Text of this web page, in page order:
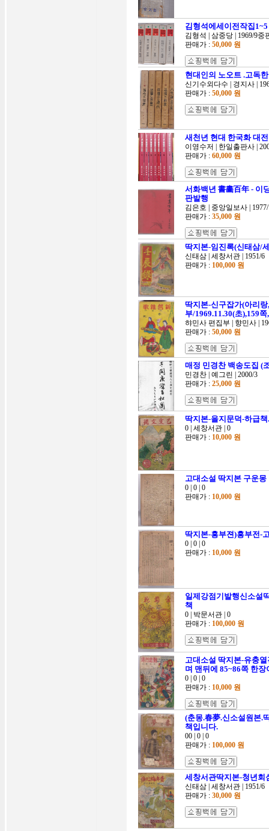
김형석에세이전작집
김형석 | 삼중당 | 1969/9중
판매가 : 50,000 원
현대인의 노오트 .고독
신기수외다수 | 경지사 |
판매가 : 50,000 원
새천년 현대 한국화 대
이영수저 | 한일출판사 |
판매가 : 60,000 원
서화백년 書畵百年 - 이
판발행
김은호 | 중앙일보사 |
판매가 : 35,000 원
딱지본-임진록(신태삼/
신태삼 | 세창서관 | 1951/6
판매가 : 100,000 원
딱지본-신구잡가(아리
부/1969.11.30(초),159쪽
햐민사 편집부 | 향민사 |
판매가 : 50,000 원
매정 민경찬 백송도집 (
민경찬 | 예그린 | 2000/3
판매가 : 25,000 원
딱지본-을지문덕-하급
0 | 세창서관 | 0
판매가 : 10,000 원
고대소설 딱지본 구운몽
0 | 0 | 0
판매가 : 10,000 원
딱지본-흥부젼)흥부전-
0 | 0 | 0
판매가 : 10,000 원
일제강점기발행신소설
책
0 | 박문서관 | 0
판매가 : 100,000 원
고대소설 딱지본-유충
며 맨뒤에 85~86쪽 한
0 | 0 | 0
판매가 : 10,000 원
(춘몽.春夢.신소설원본.
책입니다.
00 | 0 | 0
판매가 : 100,000 원
세창서관딱지본-청년회
신태삼 | 세창서관 | 1951/6
판매가 : 30,000 원